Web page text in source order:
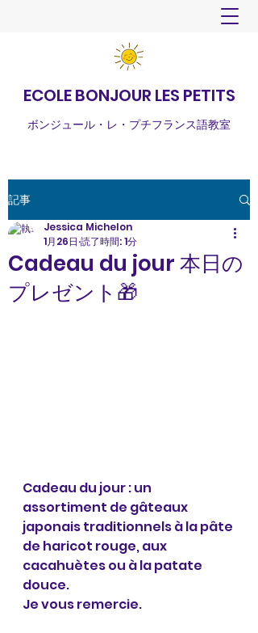
ECOLE BONJOUR LES PETITS
ボンジュール・レ・プチフランス語教室
記事
Cadeau du jour 本日の
プレゼント🎁
Jessica Michelon
1月26日 読了時間: 1分
Cadeau du jour : un
assortiment de gâteaux
japonais traditionnels à la pâte
de haricot rouge, aux
cacahuètes ou à la patate
douce.
Je vous remercie.